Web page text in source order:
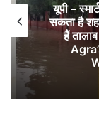
यूपी –
सकता है
हैं